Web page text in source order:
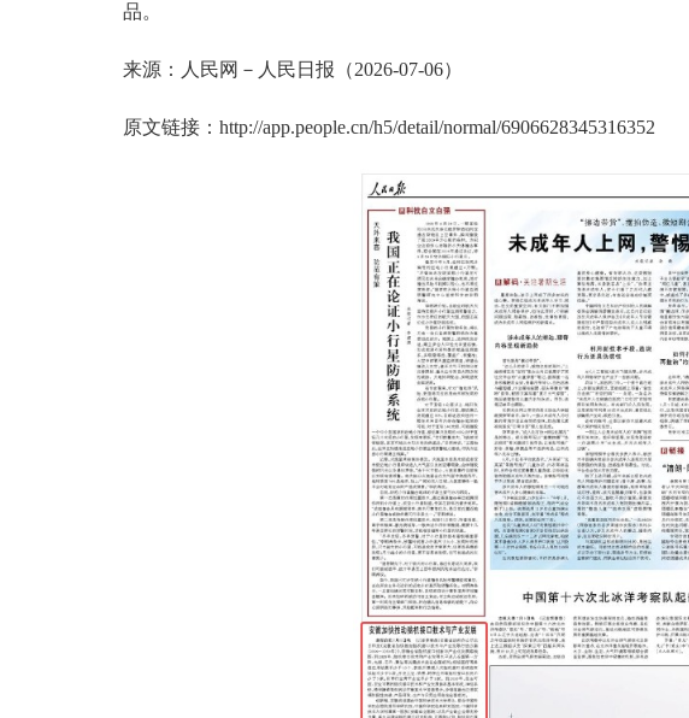
品。
来源：人民网－人民日报（2026-07-06）
原文链接： http://app.people.cn/h5/detail/normal/6906628345316352